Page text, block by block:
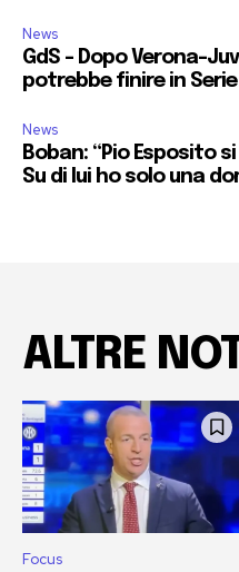
News
GdS – Dopo Verona-
potrebbe finire in Serie
News
Boban: “Pio Esposito
Su di lui ho solo una
ALTRE
Focus